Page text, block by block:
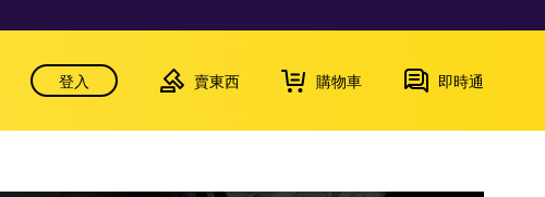
登入 賣東西 購物車 即時通